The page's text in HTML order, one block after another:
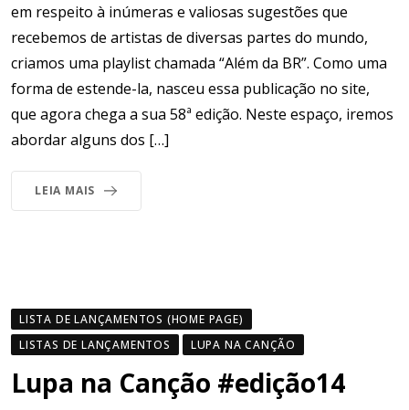
em respeito à inúmeras e valiosas sugestões que
recebemos de artistas de diversas partes do mundo,
criamos uma playlist chamada “Além da BR”. Como uma
forma de estende-la, nasceu essa publicação no site,
que agora chega a sua 58ª edição. Neste espaço, iremos
abordar alguns dos […]
LEIA MAIS
LISTA DE LANÇAMENTOS (HOME PAGE)
LISTAS DE LANÇAMENTOS
LUPA NA CANÇÃO
Lupa na Canção #edição14